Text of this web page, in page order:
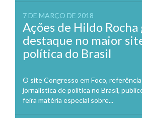
7 DE MARÇO DE 2018
Ações de Hildo Rocha
destaque no maior
política do Brasil
O site Congresso em Foco,
jornalística de política no Brasil,
feira matéria especial sobre...